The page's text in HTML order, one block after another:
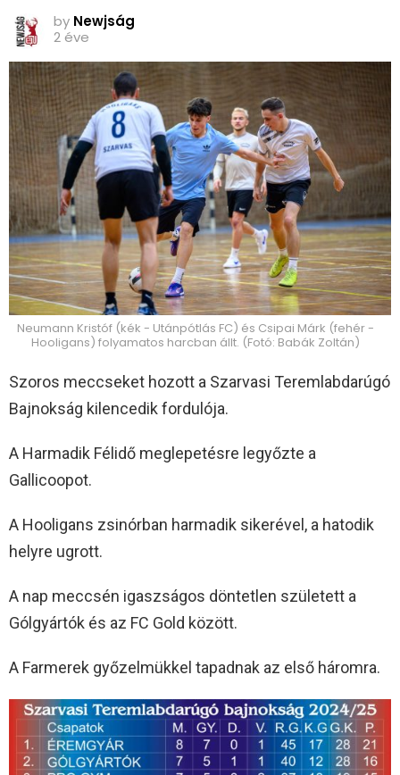
by Newjság
2 éve
Neumann Kristóf (kék - Utánpótlás FC) és Csipai Márk (fehér -
Hooligans) folyamatos harcban állt. (Fotó: Babák Zoltán)
Szoros meccseket hozott a Szarvasi Teremlabdarúgó
Bajnokság kilencedik fordulója.
A Harmadik Félidő meglepetésre legyőzte a
Gallicoopot.
A Hooligans zsinórban harmadik sikerével, a hatodik
helyre ugrott.
A nap meccsén igaszságos döntetlen született a
Gólgyártók és az FC Gold között.
A Farmerek győzelmükkel tapadnak az első háromra.